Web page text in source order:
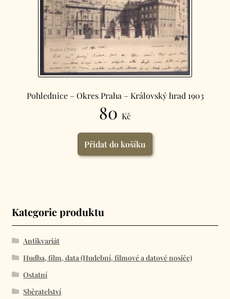
Pohlednice – Okres Praha – Královský hrad 1903
80 Kč
Přidat do košíku
Kategorie produktu
Antikvariát
Hudba, film, data (Hudební, filmové a datové nosiče)
Ostatní
Sběratelství